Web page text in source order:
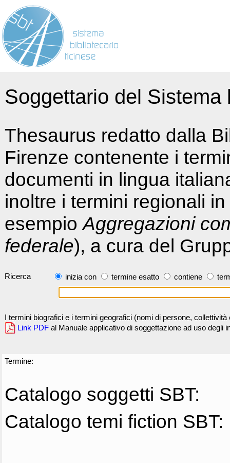
Soggettario del
Thesaurus redatto dalla
Firenze contenente i
documenti in lingua
inoltre i termini regionali
esempioAggregazioni
federale), a cura del
Ricerca inizia con termine esatto contiene
I termini biografici e i termini geografici (nomi di persone,
Link PDF al Manuale applicativo di soggettazione ad uso degli
Termine:
Catalogo soggetti SBT:
Catalogo temi fiction SBT: